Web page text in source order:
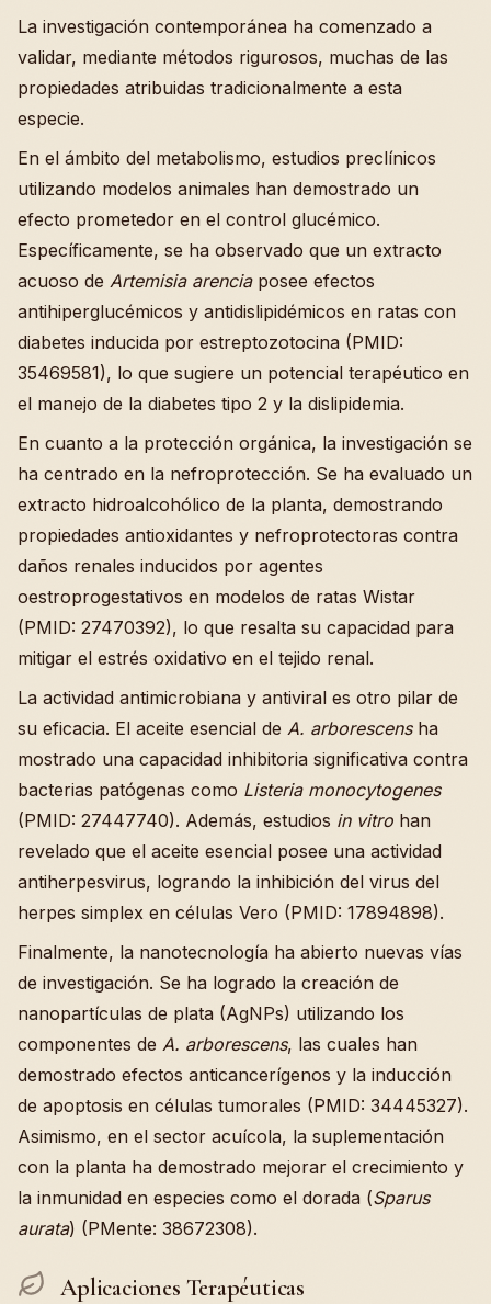
La investigación contemporánea ha comenzado a
validar, mediante métodos rigurosos, muchas de las
propiedades atribuidas tradicionalmente a esta
especie.
En el ámbito del metabolismo, estudios preclínicos
utilizando modelos animales han demostrado un
efecto prometedor en el control glucémico.
Específicamente, se ha observado que un extracto
acuoso de Artemisia arenciaposee efectos
antihiperglucémicos y antidislipidémicos en ratas con
diabetes inducida por estreptozotocina (PMID:
35469581), lo que sugiere un potencial terapéutico en
el manejo de la diabetes tipo 2 y la dislipidemia.
En cuanto a la protección orgánica, la investigación se
ha centrado en la nefroprotección. Se ha evaluado un
extracto hidroalcohólico de la planta, demostrando
propiedades antioxidantes y nefroprotectoras contra
daños renales inducidos por agentes
oestroprogestativos en modelos de ratas Wistar
(PMID: 27470392), lo que resalta su capacidad para
mitigar el estrés oxidativo en el tejido renal.
La actividad antimicrobiana y antiviral es otro pilar de
su eficacia. El aceite esencial de A. arborescensha
mostrado una capacidad inhibitoria significativa contra
bacterias patógenas como Listeria monocytogenes
(PMID: 27447740). Además, estudios in vitro han
revelado que el aceite esencial posee una actividad
antiherpesvirus, logrando la inhibición del virus del
herpes simplex en células Vero (PMID: 17894898).
Finalmente, la nanotecnología ha abierto nuevas vías
de investigación. Se ha logrado la creación de
nanopartículas de plata (AgNPs) utilizando los
componentes de A. arborescens, las cuales han
demostrado efectos anticancerígenos y la inducción
de apoptosis en células tumorales (PMID: 34445327).
Asimismo, en el sector acuícola, la suplementación
con la planta ha demostrado mejorar el crecimiento y
la inmunidad en especies como el dorada (Sparus
aurata) (PMente: 38672308).
Aplicaciones Terapéuticas